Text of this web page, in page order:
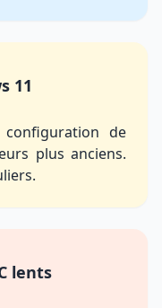
11
de
plus anciens.
lents